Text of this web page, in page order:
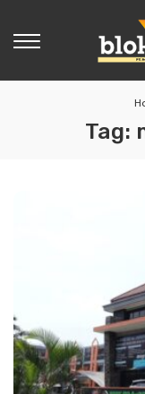
Tag: